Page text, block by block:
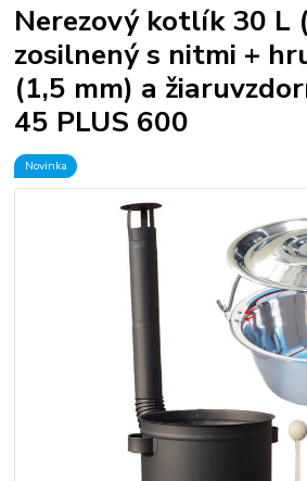
Nerezový kotlík 30 L
zosilnený s nitmi +
(1,5 mm) a
45 PLUS 600
Novinka